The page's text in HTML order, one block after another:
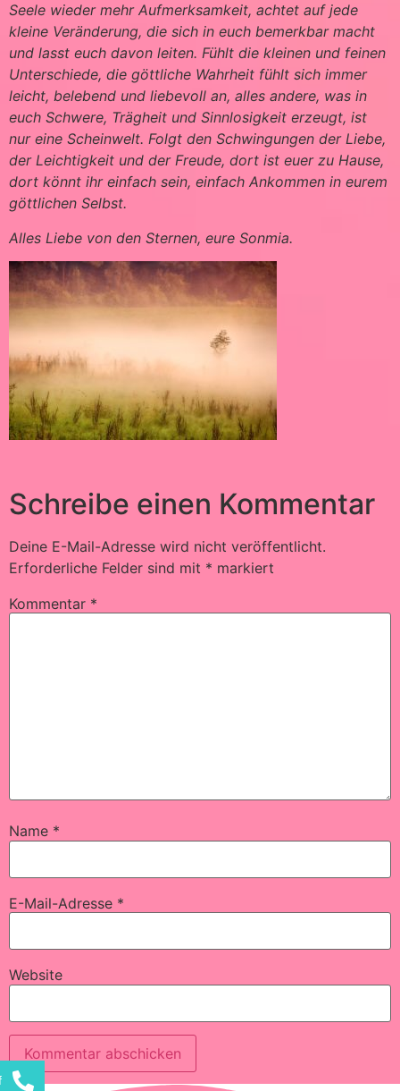
Seele wieder mehr Aufmerksamkeit, achtet auf jede
kleine Veränderung, die sich in euch bemerkbar macht
und lasst euch davon leiten. Fühlt die kleinen und feinen
Unterschiede, die göttliche Wahrheit fühlt sich immer
leicht, belebend und liebevoll an, alles andere, was in
euch Schwere, Trägheit und Sinnlosigkeit erzeugt, ist
nur eine Scheinwelt. Folgt den Schwingungen der Liebe,
der Leichtigkeit und der Freude, dort ist euer zu Hause,
dort könnt ihr einfach sein, einfach Ankommen in eurem
göttlichen Selbst.
Alles Liebe von den Sternen, eure Sonmia.
Schreibe einen Kommentar
Deine E-Mail-Adresse wird nicht veröffentlicht.
Erforderliche Felder sind mit * markiert
Kommentar *
Name *
E-Mail-Adresse *
Website